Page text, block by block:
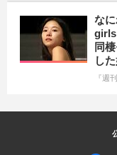
な
girls
同
し
『週